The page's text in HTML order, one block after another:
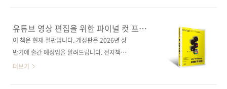
되었다.저자가 엄선한 예제로 ‘연출 모드’, ‘키프
이션 제작 방식을 알기 쉽게 설명해 누구든 시작
할 수 있으며, 프로크리에이트 드림에 익숙해진
뒤에는 10가지 레슨 프로젝트를 통해 실력을 향
상할 수 있..
다. 바로 2D 애니메이션을 제작할 수 있는 툴인
프로크리에이트 드림인데요, 프로크리에이트를
사용하는 유저들에게 반가운 소식이 아닐 수 없
을 제작하고 프로 애니메이터 수준으로 만들 수
있다니 가슴이 두근두근할 만한 등장이지요. 사
유튜브 영상 편집을 위한 파이널 컷 프로
X
이 책은 현재 절판입니다. 개정판은 2026년 상
반기에 출간 예정임을 알려드립니다. 전자책은
개정판 전자책이 출시될 때까지 계속 판매됩니
더보기